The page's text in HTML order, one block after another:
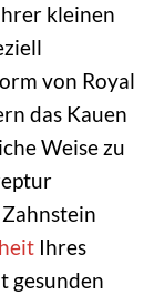
kleinen
von Royal
das Kauen
Weise zu
Ihres
gesunden